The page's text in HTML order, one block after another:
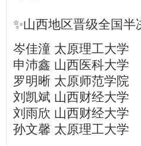
✨山西地区晋级全国半
岑佳潼 太原理工大学
申沛鑫 山西医科大学
罗明晰 太原师范学院
刘凯斌 山西财经大学
刘雨欣 山西财经大学
孙文馨 太原理工大学